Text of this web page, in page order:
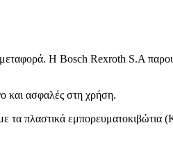
H Βοsch Rexroth S.A
και ασφαλές στη χρήση.
τα πλαστικά εμπορευματοκιβώτια